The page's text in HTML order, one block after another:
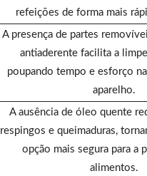
refeições de forma mais
A presença de partes
antiaderente facilita a
poupando tempo e esforço
aparelho.
A ausência de óleo quente
respingos e queimaduras,
opção mais segura para a
alimentos.